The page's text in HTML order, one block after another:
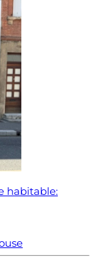
habitable: